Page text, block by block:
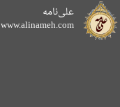
علی‌نامه
www.alinameh.com